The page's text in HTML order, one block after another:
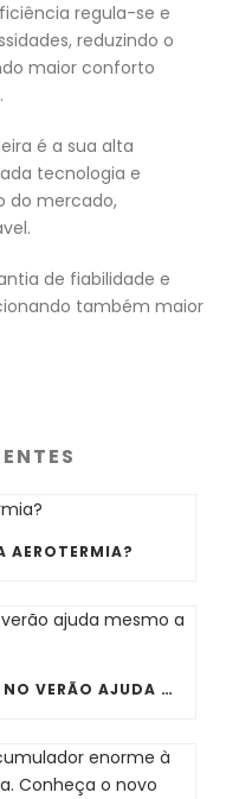
regula-se e
reduzindo o
maior conforto
é a sua alta
tecnologia e
do mercado,
de fiabilidade e
também maior
AEROTERMIA?
TOMAR BANHO DE ÁGUA FRIA NO VERÃO AJUDA MESMO A REFRESCAR O CORPO?